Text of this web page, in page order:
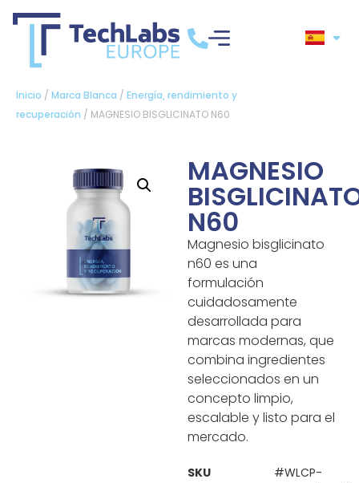
Inicio / Marca Blanca / Energía, rendimiento y
recuperación / MAGNESIO BISGLICINATO N60
MAGNESIO
N60
Magnesio bisglicinato
n60 es una
formulación
cuidadosamente
desarrollada para
marcas modernas, que
combina ingredientes
seleccionados en un
concepto limpio,
escalable y listo para el
mercado.
SKU
#WLCP-